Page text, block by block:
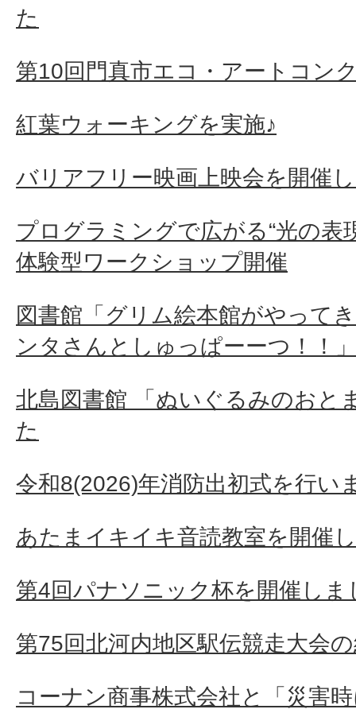
た
第10回門真市エコ・アートコン
紅葉ウォーキングを実施♪
バリアフリー映画上映会を開催
プログラミングで広がる“光の表
体験型ワークショップ開催
図書館「グリム絵本館がやって
ンタさんとしゅっぱーーつ！！
北島図書館 「ぬいぐるみのおと
た
令和8(2026)年消防出初式を行い
あたまイキイキ音読教室を開催
第4回パナソニック杯を開催しま
第75回北河内地区駅伝競走大会
コーナン商事株式会社と「災害